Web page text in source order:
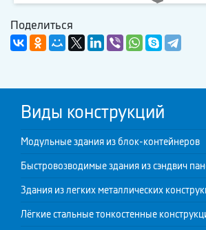
Поделиться
Виды конструкций
Модульные здания из блок-контейнеров
Быстровозводимые здания из сэндвич
Здания из легких металлических
Лёгкие стальные тонкостенные